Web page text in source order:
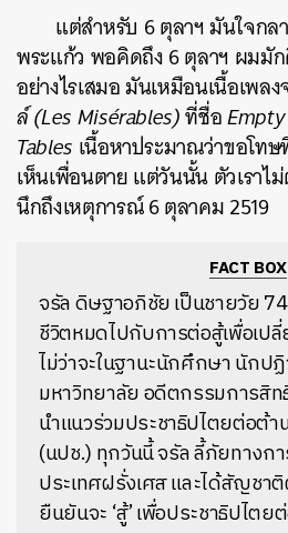
แต่สำหรับ 6 ตุลาฯ มันใจกล
พระแก้ว พอคิดถึง 6 ตุลาฯ ผมมัก
อย่างไรเสมอ มันเหมือนเนื้อเพล
ล์ (Les Misérables)ที่ชื่อ
Tables เนื้อหาประมาณว่าขอโท
เห็นเพื่อนตาย แต่วันนั้น ตัวเราไ
นึกถึงเหตุการณ์ 6 ตุลาคม 2519
FACT BOX
จรัล ดิษฐาอภิชัย เป็นชายวัย 74
ชีวิตหมดไปกับการต่อสู้เพื่อเป
ไม่ว่าจะในฐานะนักศึกษา นักป
มหาวิทยาลัย อดีตกรรมการสิ
นำแนวร่วมประชาธิปไตยต่อต้
(นปช.) ทุกวันนี้ จรัล ลี้ภัยทางก
ประเทศฝรั่งเศส และได้สัญชา
ยืนยันจะ ‘สู้’ เพื่อประชาธิปไตย